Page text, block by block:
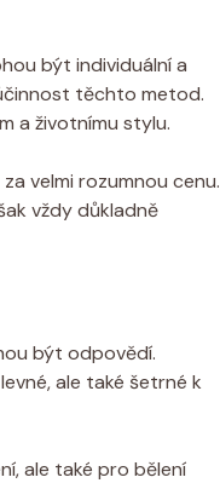
být individuální a
těchto metod.
a životnímu stylu.
velmi rozumnou cenu.
vždy důkladně
být odpovědí.
ale také šetrné k
ale také pro bělení